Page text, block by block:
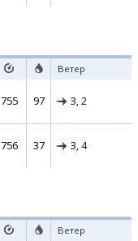
Ветер
755 97 З, 2
756 37 З, 4
Ветер